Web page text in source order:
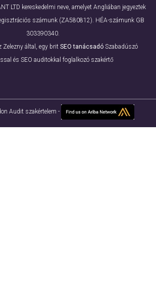
LTD kereskedelmi neve, amelyet Angliában jegyeztek
számunk (ZA580812). HÉA-számunk GB
303390340.
Zelezny által, egy brit SEO tanácsadó Szabadúszó
és SEO auditokkal foglalkozó szakértő
Audit szakértelem -